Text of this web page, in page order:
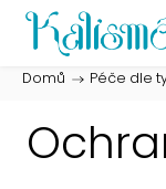
Domů / Péče dle